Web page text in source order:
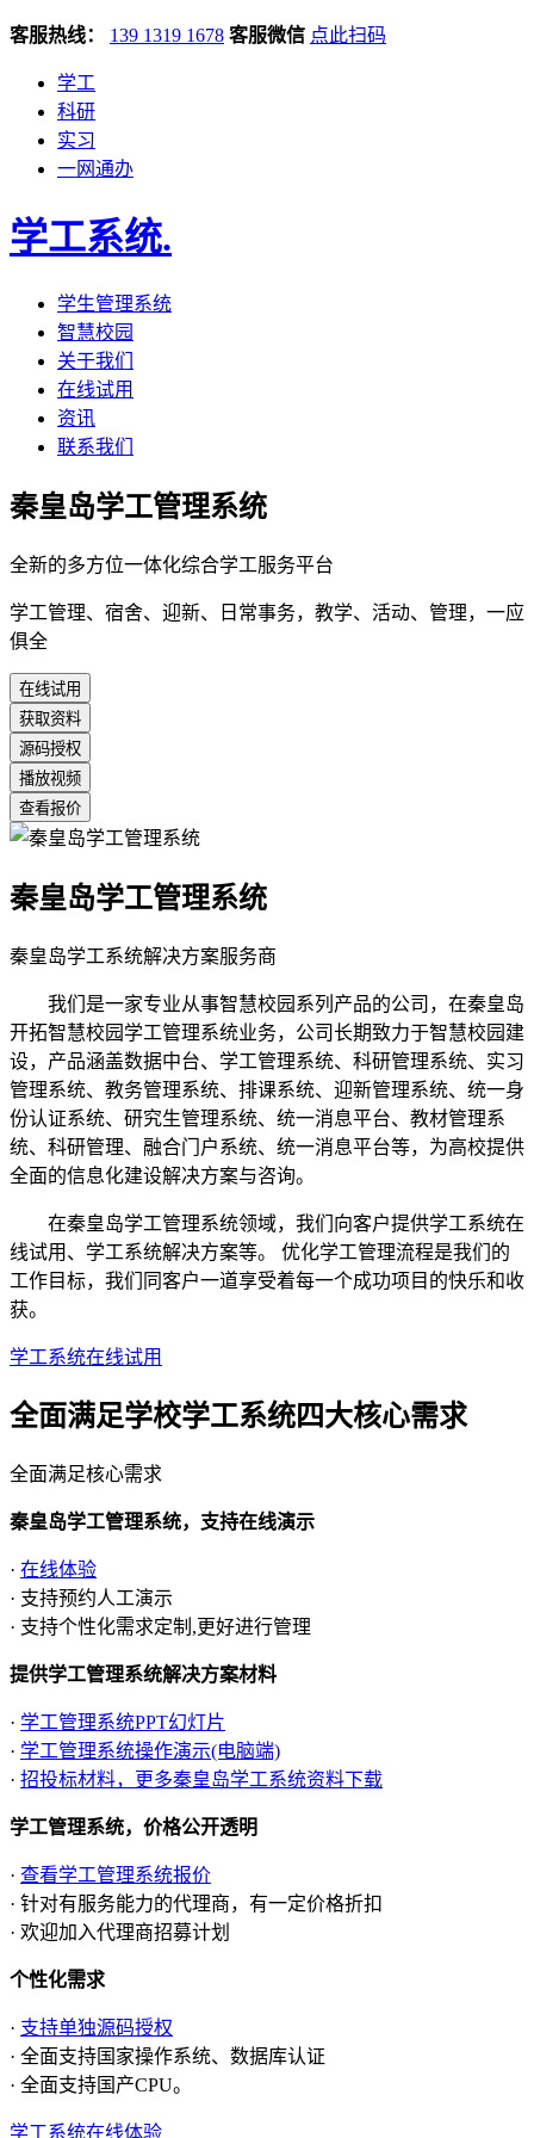
客服热线： 139 1319 1678 客服微信 点此扫码
学工
科研
实习
一网通办
学工系统.
学生管理系统
智慧校园
关于我们
在线试用
资讯
联系我们
秦皇岛学工管理系统
全新的多方位一体化综合学工服务平台
学工管理、宿舍、迎新、日常事务，教学、活动、管理，一应
俱全
在线试用
获取资料
源码授权
播放视频
查看报价
秦皇岛学工管理系统
秦皇岛学工系统解决方案服务商
我们是一家专业从事智慧校园系列产品的公司，在秦皇岛
开拓智慧校园学工管理系统业务，公司长期致力于智慧校园建
设，产品涵盖数据中台、学工管理系统、科研管理系统、实习
管理系统、教务管理系统、排课系统、迎新管理系统、统一身
份认证系统、研究生管理系统、统一消息平台、教材管理系
统、科研管理、融合门户系统、统一消息平台等，为高校提供
全面的信息化建设解决方案与咨询。
在秦皇岛学工管理系统领域，我们向客户提供学工系统在
线试用、学工系统解决方案等。 优化学工管理流程是我们的
工作目标，我们同客户一道享受着每一个成功项目的快乐和收
获。
学工系统在线试用
全面满足学校学工系统四大核心需求
全面满足核心需求
秦皇岛学工管理系统，支持在线演示
· 在线体验
· 支持预约人工演示
· 支持个性化需求定制,更好进行管理
提供学工管理系统解决方案材料
· 学工管理系统PPT幻灯片
· 学工管理系统操作演示(电脑端)
· 招投标材料，更多秦皇岛学工系统资料下载
学工管理系统，价格公开透明
· 查看学工管理系统报价
· 针对有服务能力的代理商，有一定价格折扣
· 欢迎加入代理商招募计划
个性化需求
· 支持单独源码授权
· 全面支持国家操作系统、数据库认证
· 全面支持国产CPU。
学工系统在线体验